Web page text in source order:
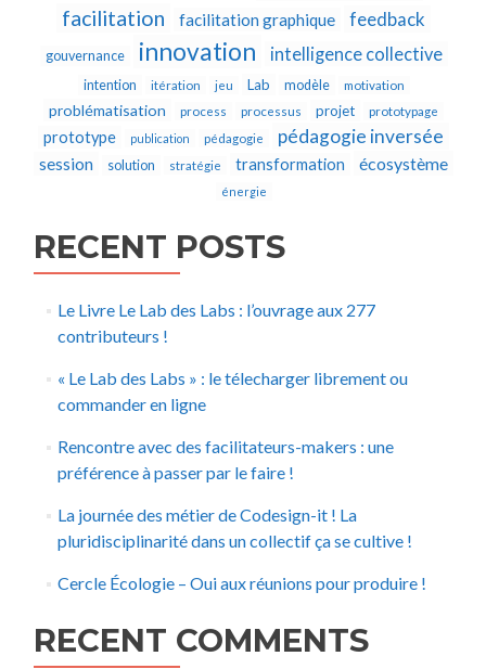
facilitation
facilitation graphique feedback
gouvernance innovation intelligence collective
intention itération jeu Lab modèle motivation
problématisation process processus projet prototypage
prototype publication pédagogie pédagogie inversée
session solution stratégie transformation écosystème
énergie
RECENT POSTS
Le Livre Le Lab des Labs : l’ouvrage aux 277
contributeurs !
« Le Lab des Labs » : le télecharger librement ou
commander en ligne
Rencontre avec des facilitateurs-makers : une
préférence à passer par le faire !
La journée des métier de Codesign-it ! La
pluridisciplinarité dans un collectif ça se cultive !
Cercle Écologie – Oui aux réunions pour produire !
RECENT COMMENTS